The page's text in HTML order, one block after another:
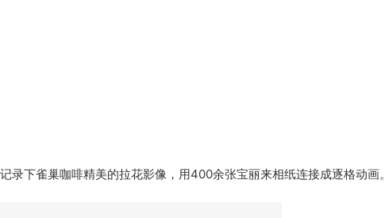
录下雀巢咖啡精美的拉花影像，用400余张宝丽来相纸连接成逐格动画。